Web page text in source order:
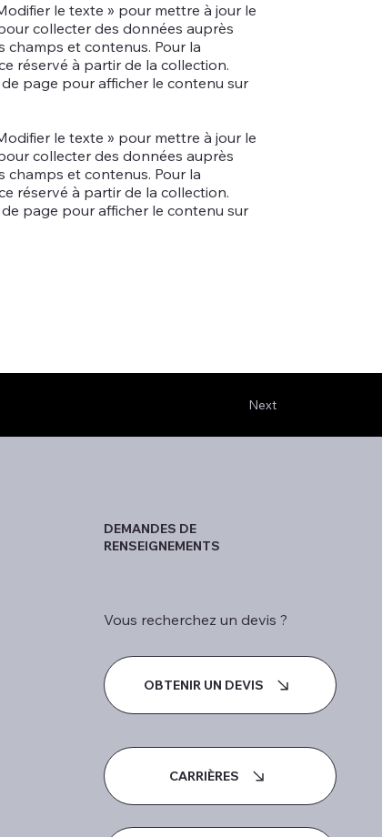
le texte » pour mettre à jour le
collecter des données auprès
champs et contenus. Pour la
réservé à partir de la collection.
page pour afficher le contenu sur
le texte » pour mettre à jour le
collecter des données auprès
champs et contenus. Pour la
réservé à partir de la collection.
page pour afficher le contenu sur
Next
DEMANDES DE
RENSEIGNEMENTS
Vous recherchez un devis ?
OBTENIR UN DEVIS
CARRIÈRES